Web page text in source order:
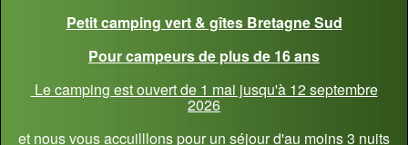
Petit camping vert & gîtes Bretagne Sud
Pour campeurs de plus de 16 ans
Le camping est ouvert de 1 mai jusqu'à 12 septembre
2026
et nous vous accuilllons pour un séjour d'au moins 3 nuits